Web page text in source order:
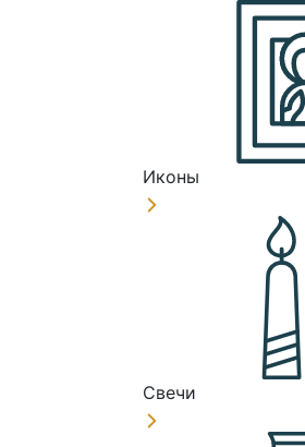
Иконы
Свечи